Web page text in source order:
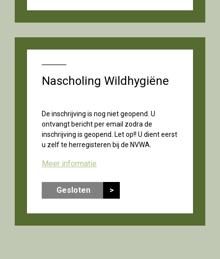
Nascholing Wildhygiëne
De inschrijving is nog niet geopend. U
ontvangt bericht per email zodra de
inschrijving is geopend. Let op!! U dient eerst
u zelf te herregisteren bij de NVWA.
Meer informatie
Gesloten >